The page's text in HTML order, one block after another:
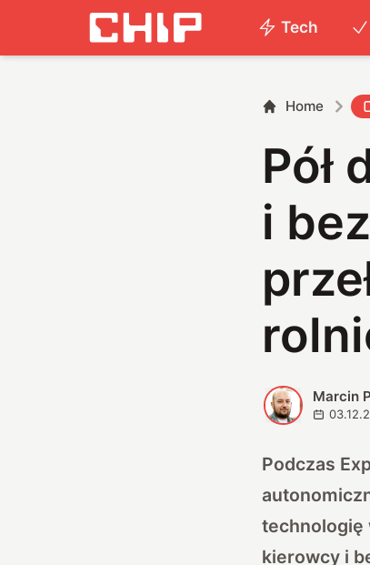
Tech
Home
Pół
i
M Marcin
Podczas
technologię
kierowcy i